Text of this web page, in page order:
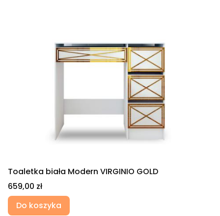
Toaletka biała Modern VIRGINIO GOLD
Cena
659,00 zł
Do koszyka